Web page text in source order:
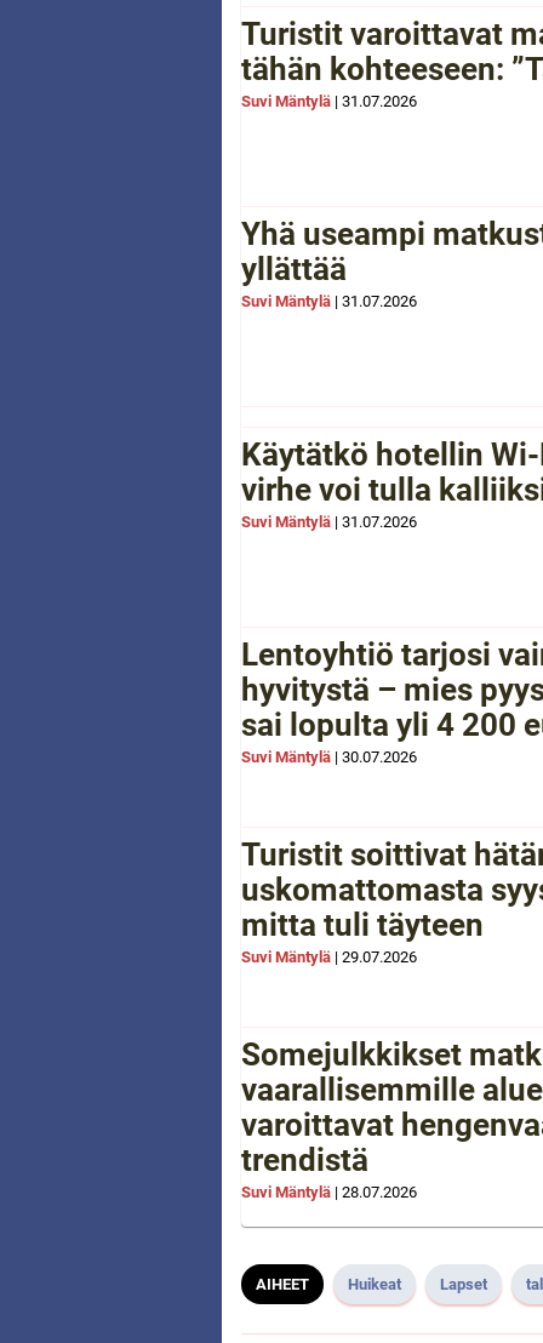
Turistit varoittavat
tähän kohteeseen:
Suvi Mäntylä | 31.07.2026
Yhä useampi
yllättää
Suvi Mäntylä | 31.07.2026
Käytätkö hotellin
virhe voi tulla
Suvi Mäntylä | 31.07.2026
Lentoyhtiö tarjosi
hyvitystä – mies
sai lopulta yli 4 200
Suvi Mäntylä | 30.07.2026
Turistit soittivat
uskomattomasta
mitta tuli täyteen
Suvi Mäntylä | 29.07.2026
Somejulkkikset
vaarallisemmille
varoittavat
trendistä
Suvi Mäntylä | 28.07.2026
AIHEET Huikeat Lapset